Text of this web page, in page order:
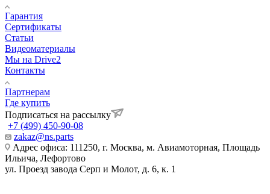
Гарантия
Сертификаты
Статьи
Видеоматериалы
Мы на Drive2
Контакты
Партнерам
Где купить
Подписаться на рассылку
+7 (499) 450-90-08
zakaz@ns.parts
Адрес офиса: 111250, г. Москва, м. Авиамоторная, Площадь
Ильича, Лефортово
ул. Проезд завода Серп и Молот, д. 6, к. 1